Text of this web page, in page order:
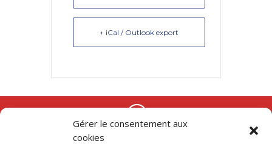
Gérer le consentement aux
cookies
+ iCal / Outlook export
A